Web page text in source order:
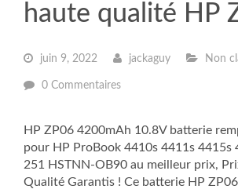
haute qualité HP
juin 9, 2022 jackaguy Non
0 Commentaires
HP ZP06 4200mAh 10.8V batterie
pour HP ProBook 4410s 4411s 4415s
251 HSTNN-OB90 au meilleur prix,
Qualité Garantis ! Ce batterie HP